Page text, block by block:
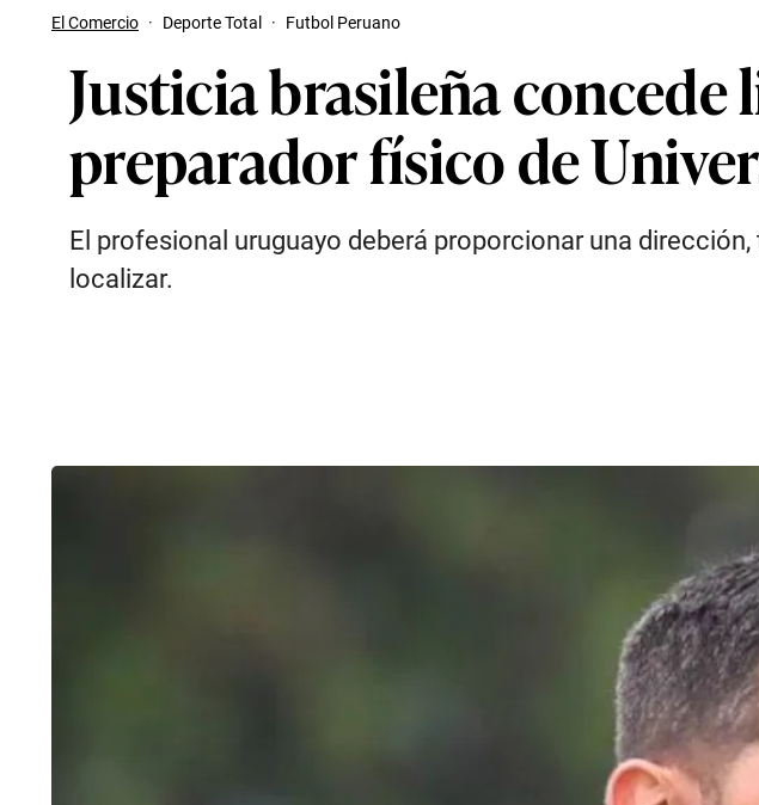
El Comercio · Deporte Total · Futbol Peruano
Justicia brasileña
preparador físico de
El profesional uruguayo deberá proporcionar una
localizar.